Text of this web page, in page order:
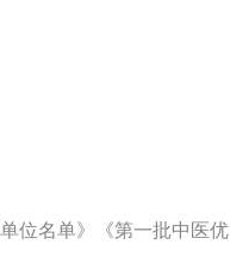
位名单》《第一批中医优